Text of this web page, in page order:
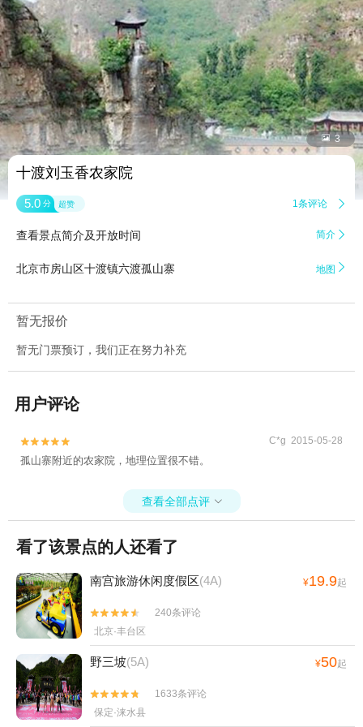
 3
十渡刘玉香农家院
5.0 分 超赞 1条评论 
查看景点简介及开放时间 简介 
北京市房山区十渡镇六渡孤山寨 地图 
暂无报价
暂无门票预订，我们正在努力补充
用户评论

 C*g 2015-05-28
孤山寨附近的农家院，地理位置很不错。
查看全部点评 
看了该景点的人还看了
南宫旅游休闲度假区(4A) ¥19.9起


240条评论
北京·丰台区
野三坡(5A) ¥50起


1633条评论
保定·涞水县
